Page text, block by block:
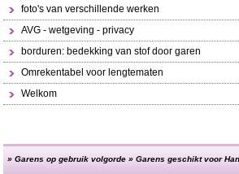
foto's van verschillende werken
AVG - wetgeving - privacy
borduren: bedekking van stof door garen
Omrekentabel voor lengtematen
Welkom
»Garens op gebruik volgorde »Garens geschikt voor